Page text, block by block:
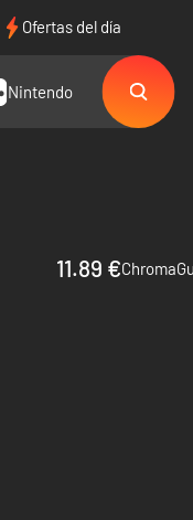
Ofertas del día
Nintendo
11.89 €